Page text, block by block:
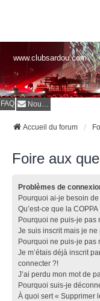
www.clubsardou.com
FAQ Nous contacter
Accueil du forum
Foire aux
Problèmes de
Pourquoi ai-je besoin de
Qu’est-ce que la COPPA
Pourquoi ne puis-je pas
Je suis inscrit mais je
Pourquoi ne puis-je pas
Je m’étais déjà inscrit
connecter ?!
J’ai perdu mon mot de
Pourquoi suis-je
À quoi sert « Supprimer